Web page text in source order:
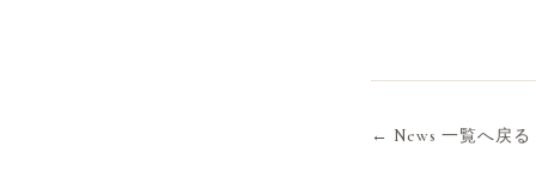
← News 一覧へ戻る